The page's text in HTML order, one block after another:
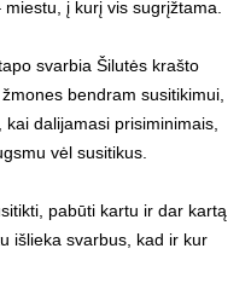
į kurį vis sugrįžtama.
svarbia Šilutės krašto
bendram susitikimui,
dalijamasi prisiminimais,
vėl susitikus.
pabūti kartu ir dar kartą
išlieka svarbus, kad ir kur